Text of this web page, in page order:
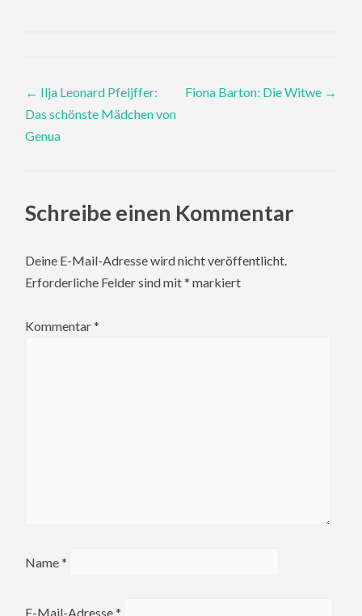
Post
navigation
← Ilja Leonard Pfeijffer:
Das schönste Mädchen von
Genua
Fiona Barton: Die Witwe →
Schreibe einen Kommentar
Deine E-Mail-Adresse wird nicht veröffentlicht.
Erforderliche Felder sind mit* markiert
Kommentar*
Name*
E-Mail-Adresse*